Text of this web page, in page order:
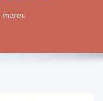
marec